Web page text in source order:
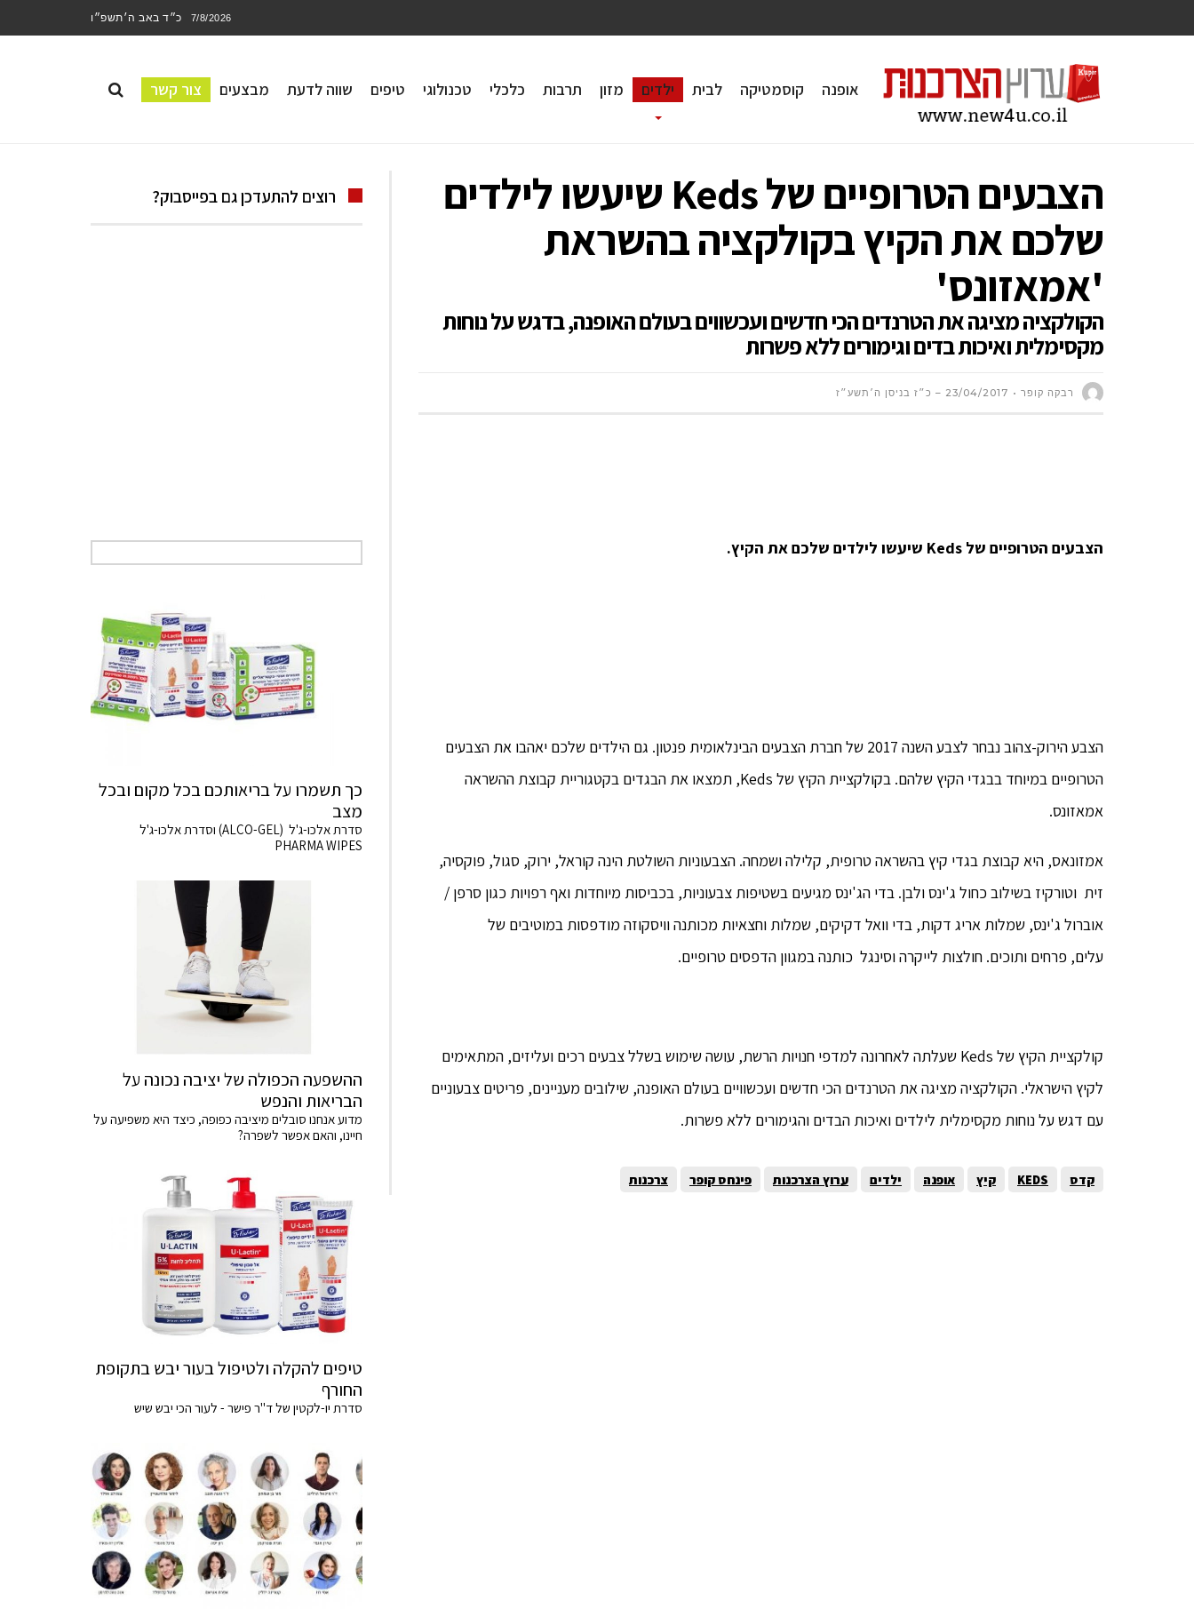
7/8/2026 כ״ד באב ה׳תשפ״ו
אופנה קוסמטיקה לבית ילדים מזון תרבות כלכלי טכנולוגי טיפים שווה לדעת מבצעים צור קשר
הצבעים הטרופיים של Keds שיעשו לילדים
שלכם את הקיץ בקולקציה בהשראת
'אמאזונס'
הקולקציה מציגה את הטרנדים הכי חדשים ועכשווים בעולם האופנה, בדגש על נוחות
מקסימלית ואיכות בדים וגימורים ללא פשרות
רבקה קופר 23/04/2017 – כ״ז בניסן ה׳תשע״ז
הצבעים הטרופיים של Keds שיעשו לילדים שלכם את הקיץ.
הצבע הירוק-צהוב נבחר לצבע השנה 2017 של חברת הצבעים הבינלאומית פנטון. גם הילדים שלכם יאהבו את הצבעים
הטרופיים במיוחד בבגדי הקיץ שלהם. בקולקציית הקיץ של Keds, תמצאו את הבגדים בקטגוריית קבוצת ההשראה
אמאזונס.
אמזונאס, היא קבוצת בגדי קיץ בהשראה טרופית, קלילה ושמחה. הצבעוניות השולטת הינה קוראל, ירוק, סגול, פוקסיה,
זית וטורקיז בשילוב כחול ג'ינס ולבן. בדי הג'ינס מגיעים בשטיפות צבעוניות, בכביסות מיוחדות ואף רפויות כגון סרפן /
אוברול ג'ינס, שמלות אריג דקות, בדי וואל דקיקים, שמלות וחצאיות מכותנה וויסקוזה מודפסות במוטיבים של
עלים, פרחים ותוכים. חולצות לייקרה וסינגל כותנה במגוון הדפסים טרופיים.
קולקציית הקיץ של Keds שעלתה לאחרונה למדפי חנויות הרשת, עושה שימוש בשלל צבעים רכים ועליזים, המתאימים
לקיץ הישראלי. הקולקציה מציגה את הטרנדים הכי חדשים ועכשוויים בעולם האופנה, שילובים מעניינים, פריטים צבעוניים
עם דגש על נוחות מקסימלית לילדים ואיכות הבדים והגימורים ללא פשרות.
קדס KEDS קיץ אופנה ילדים ערוץ הצרכנות פינחס קופר צרכנות
רוצים להתעדכן גם בפייסבוק?
כך תשמרו על בריאותכם בכל מקום ובכל
מצב
סדרת אלכו-ג'ל (ALCO-GEL) וסדרת אלכו-ג'ל
PHARMA WIPES
ההשפעה הכפולה של יציבה נכונה על
הבריאות והנפש
מדוע אנחנו סובלים מיציבה כפופה, כיצד היא משפיעה על
חיינו, והאם אפשר לשפרה?
טיפים להקלה ולטיפול בעור יבש בתקופת
החורף
סדרת יו-לקטין של ד"ר פישר - לעור הכי יבש שיש